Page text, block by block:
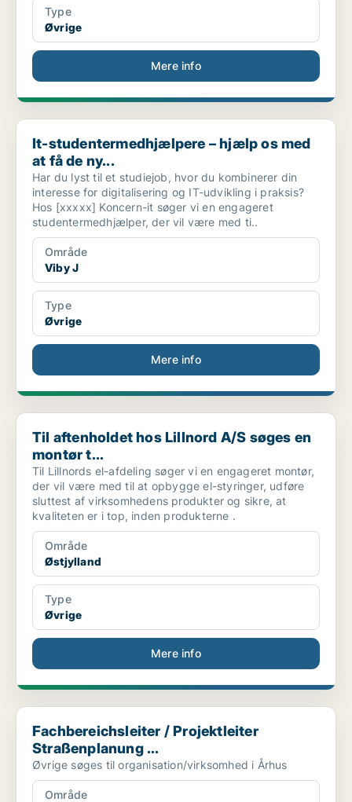
Type
Øvrige
Mere info
It-studentermedhjælpere – hjælp os med at få de ny...
It-studentermedhjælpere – hjælp os med
at få de ny...
Har du lyst til et studiejob, hvor du kombinerer din
interesse for digitalisering og IT-udvikling i praksis?
Hos [xxxxx] Koncern-it søger vi en engageret
studentermedhjælper, der vil være med ti..
Område
Viby J
Type
Øvrige
Mere info
Til aftenholdet hos Lillnord A/S søges en montør t...
Til aftenholdet hos Lillnord A/S søges en
montør t...
Til Lillnords el-afdeling søger vi en engageret montør,
der vil være med til at opbygge el-styringer, udføre
sluttest af virksomhedens produkter og sikre, at
kvaliteten er i top, inden produkterne .
Område
Østjylland
Type
Øvrige
Mere info
Fachbereichsleiter / Projektleiter Straßenplanung ...
Fachbereichsleiter / Projektleiter
Straßenplanung ...
Øvrige søges til organisation/virksomhed i Århus
Område